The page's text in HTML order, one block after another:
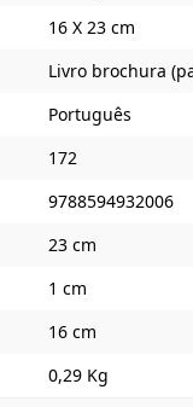
16 X 23 cm
Livro brochura
Português
172
9788594932006
23 cm
1 cm
16 cm
0,29 Kg